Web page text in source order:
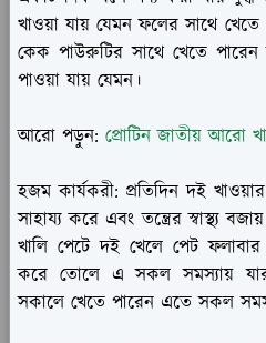
খাওয়া যায় যেমন ফলের সাথে
কেক পাউরুটির সাথে খেতে পারেন
পাওয়া যায় যেমন।
আরো পড়ুন: প্রোটিন জাতীয় আরো
হজম কার্যকরী: প্রতিদিন দই
সাহায্য করে এবং তন্ত্রের স্বাস্থ্য
খালি পেটে দই খেলে পেট
করে তোলে এ সকল সমস্যায়
সকালে খেতে পারেন এতে সকল